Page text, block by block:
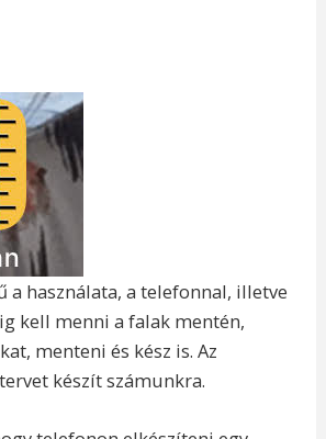
a használata, a telefonnal, illetve
kell menni a falak mentén,
menteni és kész is. Az
készít számunkra.